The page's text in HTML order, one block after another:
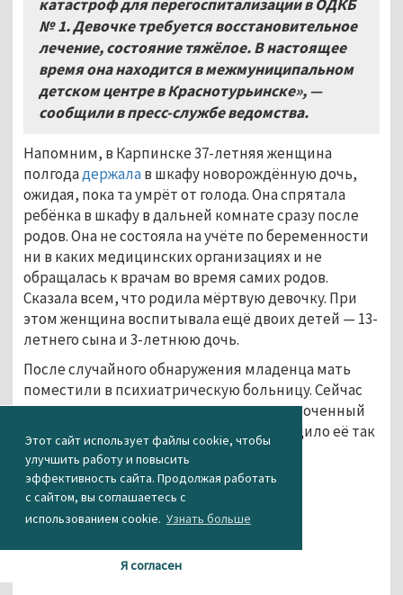
Этот сайт использует файлы cookie, чтобы
улучшить работу и повысить
эффективность сайта. Продолжая работать
с сайтом, вы соглашаетесь с
использованием cookie. Узнать больше
Я согласен
катастроф для перегоспитализации в ОДКБ
№ 1. Девочке требуется восстановительное
лечение,состояние тяжёлое.В настоящее
время она находится в межмуниципальном
детском центре в Краснотурьинске», —
сообщили в пресс-службе ведомства.
Напомним, в Карпинске 37-летняя женщина
полгодадержалав шкафу новорождённую дочь,
ожидая, пока та умрёт от голода. Она спрятала
ребёнка в шкафу в дальней комнате сразу после
родов. Она не состояла на учёте по беременности
ни в каких медицинских организациях и не
обращалась к врачам во время самих родов.
Сказала всем, что родила мёртвую девочку. При
этом женщина воспитывала ещё двоих детей — 13-
летнего сына и 3-летнюю дочь.
После случайного обнаружения младенца мать
поместили в психиатрическую больницу. Сейчас
правоохранительные органы и уполномоченный
по правам ребёнка выясняют, что побудило её так
поступить.
...